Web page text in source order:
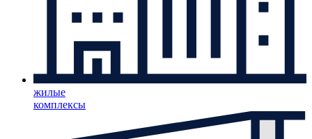
жилые
комплексы